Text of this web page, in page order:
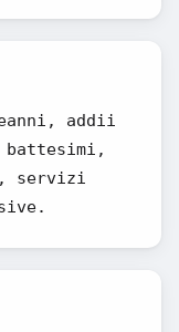
addii
servizi